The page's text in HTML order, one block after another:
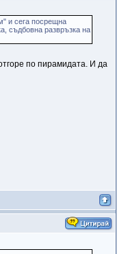
и сега посрещна
съдбовна развръзка на
по пирамидата. И да